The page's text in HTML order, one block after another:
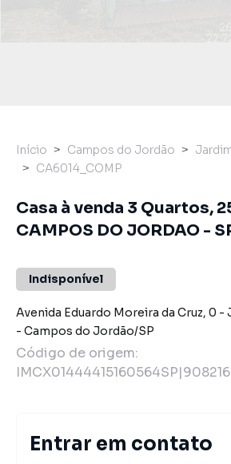
Início Campos do Jordão
CA6014_COMP
Casa à venda 3 Quartos,
CAMPOS DO JORDAO -
Indisponível
Avenida Eduardo Moreira da Cruz, 0 -
- Campos do Jordão/SP
Código de origem:
Entrar em contato